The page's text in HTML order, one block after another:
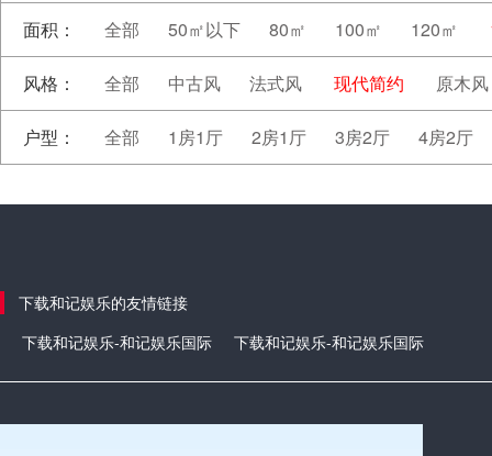
面积： 全部 50㎡以下 80㎡ 100㎡ 120㎡
风格： 全部 中古风 法式风 现代简约 原木风
户型： 全部 1房1厅 2房1厅 3房2厅 4房2厅
下载和记娱乐的友情链接
下载和记娱乐-和记娱乐国际
下载和记娱乐-和记娱乐国际